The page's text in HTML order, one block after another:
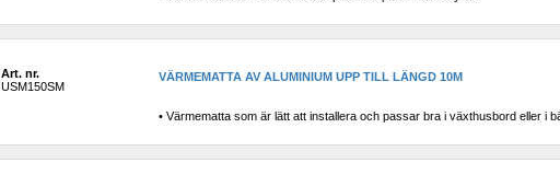
Art. nr.
USM150SM
VÄRMEMATTA AV ALUMINIUM UPP TILL LÄNGD 10M
• Värmematta som är lätt att installera och passar bra i växthusbord eller i